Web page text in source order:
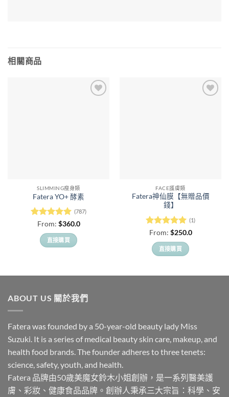
相關商品
SLIMMING瘦身類
Fatera YO+ 酵素
評分5滿
分 5
(787)
From: $360.0
直接購買
品
多
式。
可
在
品
頁
面
FACE護膚類
Fatera神仙膜【無贈品價
錢】
評分5 滿
分 5
(1)
From: $250.0
直接購買
款
式。
在
品
頁
ABOUT US 關於我們
Fatera was founded by a 50-year-old beauty lady Miss
Suzuki. It is a series of medical beauty skin care, makeup, and
health food brands. The founder adheres to three tenets:
science, safety, youth, and health.
Fatera 品牌由50歲美魔女鈴木小姐創辦，是一系列醫美護
膚、彩妝、健康食品品牌。創辦人秉承三大宗旨：科學、安